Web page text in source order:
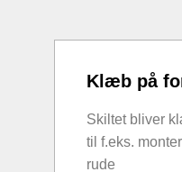
Klæb på
Skiltet bliver
til f.eks.
rude